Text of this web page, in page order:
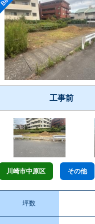
工事前
川崎市中原区 その他
坪数